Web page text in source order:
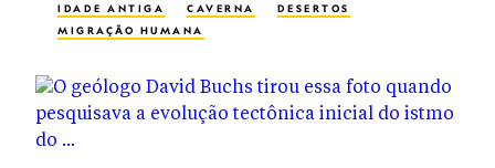
IDADE ANTIGA CAVERNA
DESERTOS
MIGRAÇÃO HUMANA